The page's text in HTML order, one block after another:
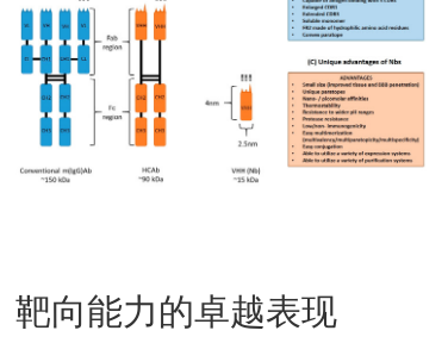
靶向能力的卓越表现